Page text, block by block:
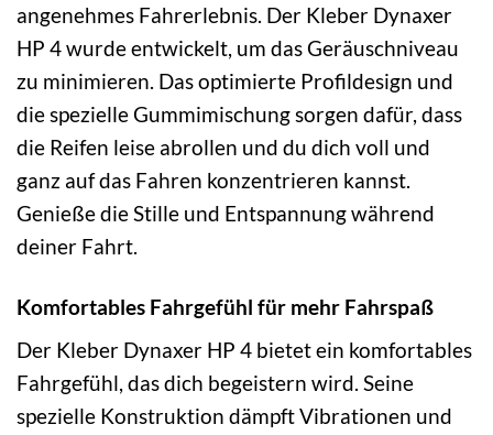
angenehmes Fahrerlebnis. Der Kleber Dynaxer
HP 4 wurde entwickelt, um das Geräuschniveau
zu minimieren. Das optimierte Profildesign und
die spezielle Gummimischung sorgen dafür, dass
die Reifen leise abrollen und du dich voll und
ganz auf das Fahren konzentrieren kannst.
Genieße die Stille und Entspannung während
deiner Fahrt.
Komfortables Fahrgefühl für mehr Fahrspaß
Der Kleber Dynaxer HP 4 bietet ein komfortables
Fahrgefühl, das dich begeistern wird. Seine
spezielle Konstruktion dämpft Vibrationen und